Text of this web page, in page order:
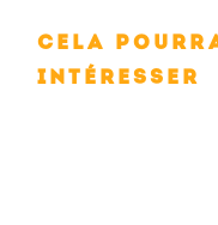
Cela
intéresser